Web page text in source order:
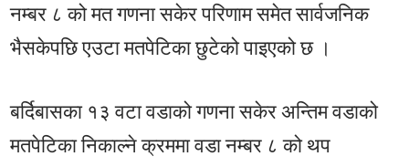
नम्बर ८ को मत गणना सकेर परिणाम समेत सार्वजनिक
भैसकेपछि एउटा मतपेटिका छुटेको पाइएको छ ।
बर्दिबासका १३ वटा वडाको गणना सकेर अन्तिम वडाको
मतपेटिका निकाल्ने क्रममा वडा नम्बर ८ को थप